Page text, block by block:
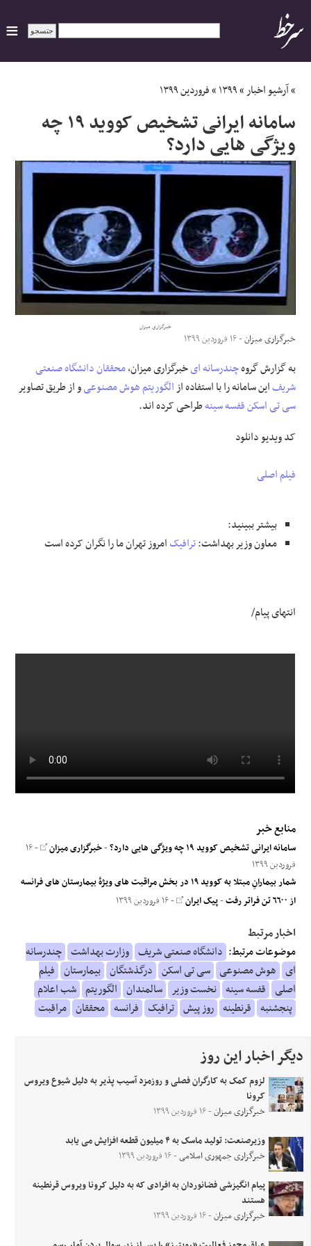
ایران
سیاسی
اقتصاد
ورزشی
جهان
اجتماعی
حوادث
علوم و فن آوری
فرهنگی و هنری
مقالات
»آرشیو اخبار»۱۳۹۹»فروردین ۱۳۹۹
سامانه ایرانی تشخیص کووید ۱۹ چه
ویژگی هایی دارد؟
خبرگزاری میزان
خبرگزاری میزان- ۱۶ فروردین ۱۳۹۹
به گزارش گروهچندرسانه ایخبرگزاری میزان،محققاندانشگاه صنعتی
شریفاین سامانه را با استفاده ازالگوریتمهوش مصنوعیو از طریق تصاویر
سی تی اسکنقفسه سینهطراحی کرده اند.
کد ویدیودانلود
فیلم اصلی
بیشتر ببینید:
معاون وزیر بهداشت:ترافیکامروز تهران ما را نگران کرده است
انتهای پیام/
منابع خبر
سامانه ایرانی تشخیص کووید ۱۹ چه ویژگی هایی دارد؟ -خبرگزاری میزان
- ۱۶
فروردین ۱۳۹۹
شمار بیمارانِ مبتلا به کووید ١٩ در بخش مراقبت های ویژۀ بیمارستان های فرانسه
از ٦٦٠٠ تن فراتر رفت
-پیک ایران - ۱۶ فروردین ۱۳۹۹
اخبار مرتبط
موضوعات مرتبط: دانشگاه صنعتی شریف وزارت بهداشت چندرسانه
ای هوش مصنوعی سی تی اسکن درگذشتگان بیمارستان فیلم
اصلی قفسه سینه نخست وزیر سالمندان الگوریتم شب اعلام
پنجشنبه قرنطینه روز پیش ترافیک فرانسه محققان مراقبت
دیگر اخبار این روز
لزوم کمک به کارگران فصلی و روزمزد آسیب پذیر به دلیل شیوع ویروس
کرونا
خبرگزاری میزان- ۱۶ فروردین ۱۳۹۹
وزیرصنعت: تولید ماسک به ۴ میلیون قطعه افزایش می یابد
خبرگزاری جمهوری اسلامی- ۱۶ فروردین ۱۳۹۹
پیام انگیزشی فضانوردان به افرادی که به دلیل کرونا ویروس قرنطینه
هستند
خبرگزاری میزان- ۱۶ فروردین ۱۳۹۹